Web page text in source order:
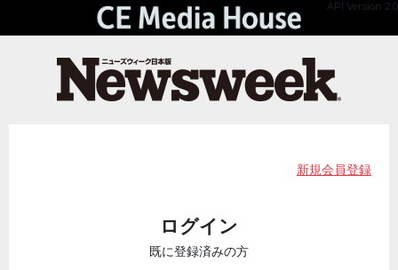
API Version 2.0
新規会員登録
ログイン
既に登録済みの方